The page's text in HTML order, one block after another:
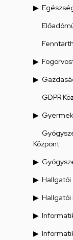
GDPR
Központ
Hallgatói
Hallgatói